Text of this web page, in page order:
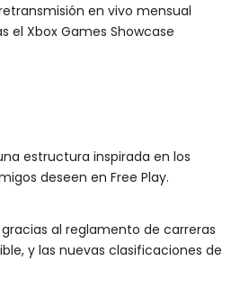
en vivo mensual
el Xbox Games Showcase
estructura inspirada en los
deseen en Free Play.
al reglamento de carreras
y las nuevas clasificaciones de